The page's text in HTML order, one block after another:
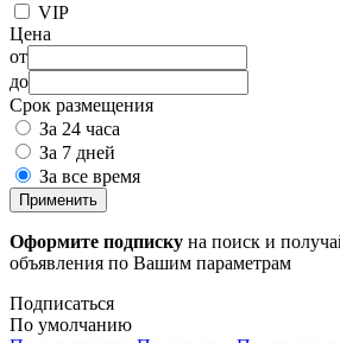
VIP
Цена
от
до
Срок размещения
За 24 часа
За 7 дней
За все время
Применить
Оформите подписку на поиск и
объявления по Вашим параметрам
Подписаться
По умолчанию